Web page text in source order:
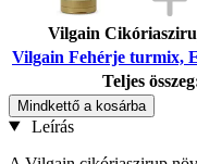
Vilgain
Vilgain Fehérje turmix,
Teljes
Mindkettő a kosárba
Leírás